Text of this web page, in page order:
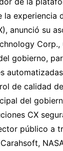
la experiencia
anunció su
gobierno,
de calidad
del
CX
público a